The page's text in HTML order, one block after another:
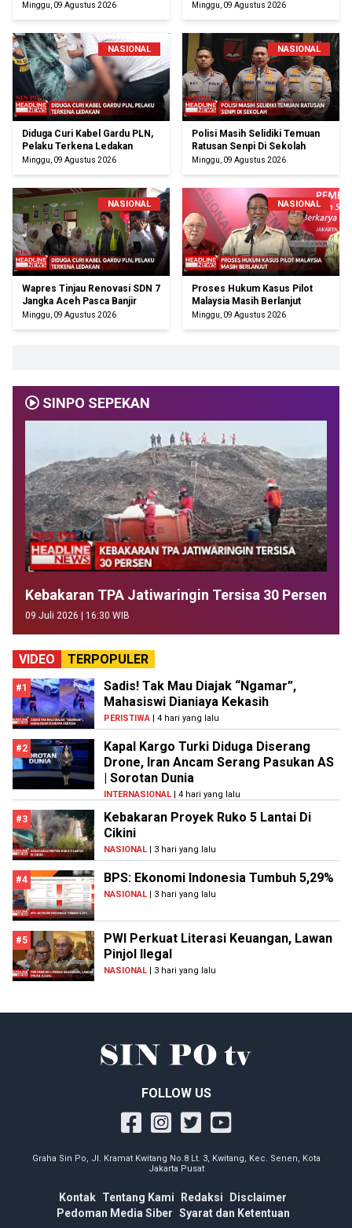
Minggu, 09 Agustus 2026 Minggu, 09 Agustus 2026
NASIONAL
Diduga Curi Kabel Gardu PLN,
Pelaku Terkena Ledakan
Minggu, 09 Agustus 2026
NASIONAL
Polisi Masih Selidiki Temuan
Ratusan Senpi Di Sekolah
Minggu, 09 Agustus 2026
NASIONAL
Wapres Tinjau Renovasi SDN 7
Jangka Aceh Pasca Banjir
Minggu, 09 Agustus 2026
NASIONAL
Proses Hukum Kasus Pilot
Malaysia Masih Berlanjut
Minggu, 09 Agustus 2026
SINPO SEPEKAN
Kebakaran TPA Jatiwaringin Tersisa 30 Persen
09 Juli 2026 | 16:30 WIB
VIDEO TERPOPULER
#1
Sadis! Tak Mau Diajak “Ngamar”,
Mahasiswi Dianiaya Kekasih
PERISTIWA | 4 hari yang lalu
#2
Kapal Kargo Turki Diduga Diserang
Drone, Iran Ancam Serang Pasukan AS
| Sorotan Dunia
INTERNASIONAL | 4 hari yang lalu
#3
Kebakaran Proyek Ruko 5 Lantai Di
Cikini
NASIONAL | 3 hari yang lalu
#4 BPS: Ekonomi Indonesia Tumbuh 5,29%
NASIONAL | 3 hari yang lalu
#5
PWI Perkuat Literasi Keuangan, Lawan
Pinjol Ilegal
NASIONAL | 3 hari yang lalu
FOLLOW US
Graha Sin Po, Jl. Kramat Kwitang No.8 Lt. 3, Kwitang, Kec. Senen, Kota
Jakarta Pusat
Kontak Tentang Kami Redaksi
Disclaimer
Pedoman Media Siber Syarat dan Ketentuan